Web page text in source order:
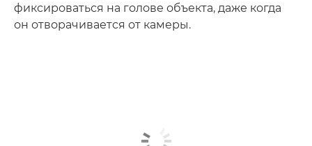
фиксироваться на голове объекта, даже когда
он отворачивается от камеры.